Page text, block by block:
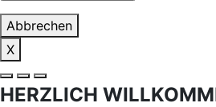
Abbrechen
X
HERZLICH